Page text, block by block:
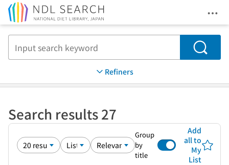
Search
Refiners
Search results 27
Group
by
title
Add
all to
My
List